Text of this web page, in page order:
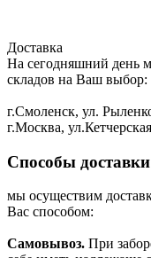
Доставка
На сегодняшний день
складов на Ваш выбор:
г.Смоленск, ул.
г.Москва,
Способы
мы осуществим
Вас способом:
Самовывоз. При